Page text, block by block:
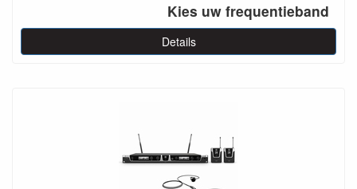
Kies uw frequentieband
Details